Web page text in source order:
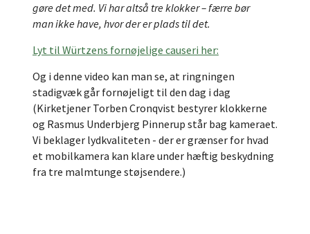
gøre det med. Vi har altså tre klokker – færre bør
man ikke have, hvor der er plads til det.
Lyt til Würtzens fornøjelige causeri her:
Og i denne video kan man se, at ringningen
stadigvæk går fornøjeligt til den dag i dag
(Kirketjener Torben Cronqvist bestyrer klokkerne
og Rasmus Underbjerg Pinnerup står bag kameraet.
Vi beklager lydkvaliteten - der er grænser for hvad
et mobilkamera kan klare under hæftig beskydning
fra tre malmtunge støjsendere.)